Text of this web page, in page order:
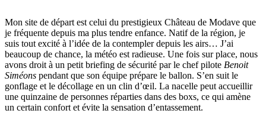
Mon site de départ est celui du prestigieux Château de Modave que
je fréquente depuis ma plus tendre enfance. Natif de la région, je
suis tout excité à l’idée de la contempler depuis les airs… J’ai
beaucoup de chance, la météo est radieuse. Une fois sur place, nous
avons droit à un petit briefing de sécurité par le chef pilote Benoit
Siméons pendant que son équipe prépare le ballon. S’en suit le
gonflage et le décollage en un clin d’œil. La nacelle peut accueillir
une quinzaine de personnes réparties dans des boxs, ce qui amène
un certain confort et évite la sensation d’entassement.